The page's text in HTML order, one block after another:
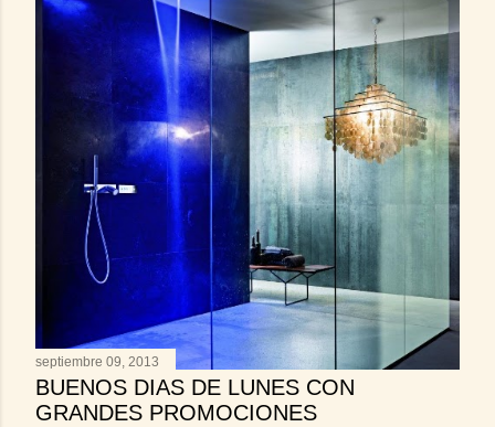
septiembre 09, 2013
BUENOS DIAS DE LUNES CON
GRANDES PROMOCIONES